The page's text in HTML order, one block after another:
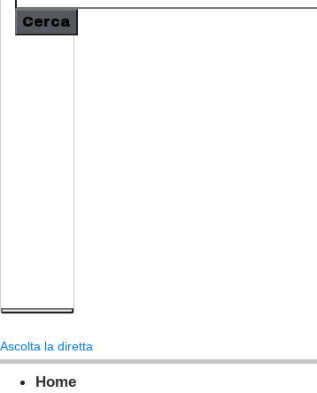
Cerca
Ascolta la diretta
Home